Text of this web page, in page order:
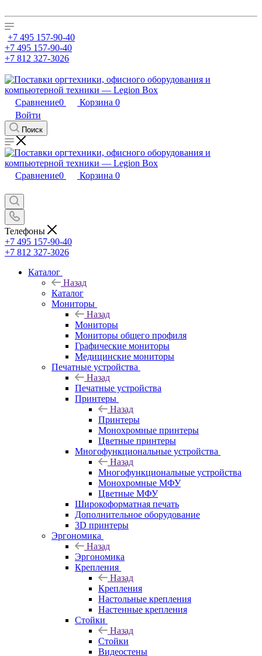
+7 495 157-90-40
+7 495 157-90-40
+7 812 327-3026
Сравнение0 Корзина 0
Войти
Поиск
Сравнение0 Корзина 0
Телефоны
+7 495 157-90-40
+7 812 327-3026
Каталог
Назад
Каталог
Мониторы
Назад
Мониторы
Мониторы общего профиля
Графические мониторы
Медицинские мониторы
Печатные устройства
Назад
Печатные устройства
Принтеры
Назад
Принтеры
Моноxромныe принтеры
Цвeтныe принтеры
Многофункциональные устройства
Назад
Многофункциональные устройства
Монохромные МФУ
Цветные МФУ
Широкоформатная печать
Дополнительное оборудование
3D принтеры
Эргономика
Назад
Эргономика
Крепления
Назад
Крепления
Настольные крепления
Настенные крепления
Стойки
Назад
Стойки
Видеостены